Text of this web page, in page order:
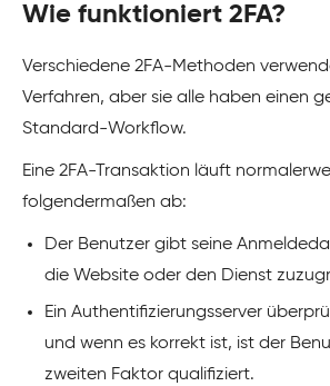
Wie funktioniert 2FA?
Verschiedene 2FA-Methoden
Verfahren, aber sie alle haben einen
Standard-Workflow.
Eine 2FA-Transaktion läuft
folgendermaßen ab:
Der Benutzer gibt seine
die Website oder den Dienst
Ein Authentifizierungsserver
und wenn es korrekt ist, ist der
zweiten Faktor qualifiziert.